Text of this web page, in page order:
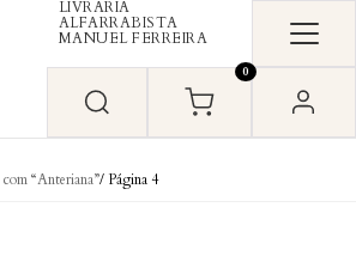
LIVRARIA
ALFARRABISTA
MANUEL FERREIRA
0
“Anteriana”/ Página 4